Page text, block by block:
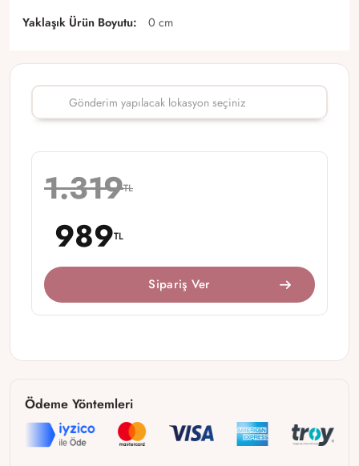
Yaklaşık Ürün Boyutu:
0 cm
1.319TL
989TL
Sipariş Ver
Ödeme Yöntemleri